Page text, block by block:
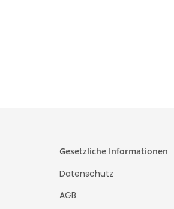
Gesetzliche Informationen
Datenschutz
AGB